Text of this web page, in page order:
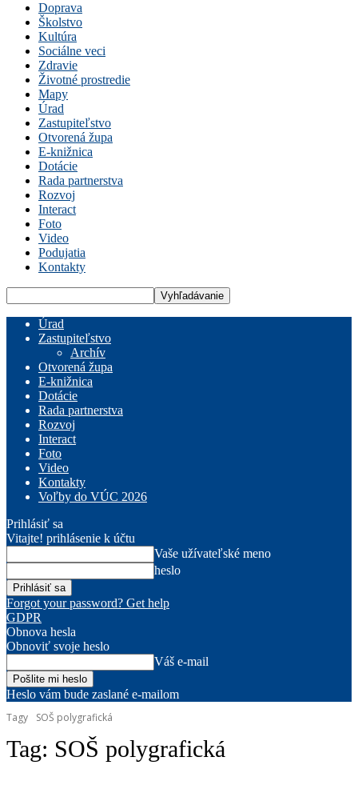
Doprava
Školstvo
Kultúra
Sociálne veci
Zdravie
Životné prostredie
Mapy
Úrad
Zastupiteľstvo
Otvorená župa
E-knižnica
Dotácie
Rada partnerstva
Rozvoj
Interact
Foto
Video
Podujatia
Kontakty
Úrad
Zastupiteľstvo
Archív
Otvorená župa
E-knižnica
Dotácie
Rada partnerstva
Rozvoj
Interact
Foto
Video
Kontakty
Voľby do VÚC 2026
Prihlásiť sa
Vitajte! prihlásenie k účtu
Vaše užívateľské meno
heslo
Forgot your password? Get help
GDPR
Obnova hesla
Obnoviť svoje heslo
Váš e-mail
Heslo vám bude zaslané e-mailom
Tagy
SOŠ polygrafická
Tag: SOŠ polygrafická